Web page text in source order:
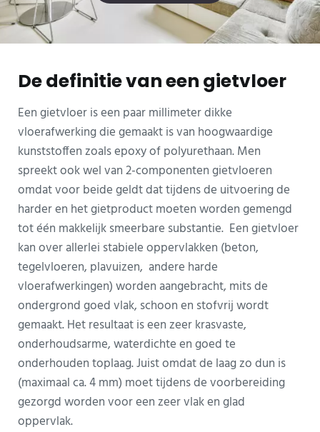
De definitie van een gietvloer
Een gietvloer is een paar millimeter dikke
vloerafwerking die gemaakt is van hoogwaardige
kunststoffen zoals epoxy of polyurethaan. Men
spreekt ook wel van 2-componenten gietvloeren
omdat voor beide geldt dat tijdens de uitvoering de
harder en het gietproduct moeten worden gemengd
tot één makkelijk smeerbare substantie. Een gietvloer
kan over allerlei stabiele oppervlakken (beton,
tegelvloeren, plavuizen, andere harde
vloerafwerkingen) worden aangebracht, mits de
ondergrond goed vlak, schoon en stofvrij wordt
gemaakt. Het resultaat is een zeer krasvaste,
onderhoudsarme, waterdichte en goed te
onderhouden toplaag. Juist omdat de laag zo dun is
(maximaal ca. 4 mm) moet tijdens de voorbereiding
gezorgd worden voor een zeer vlak en glad
oppervlak.